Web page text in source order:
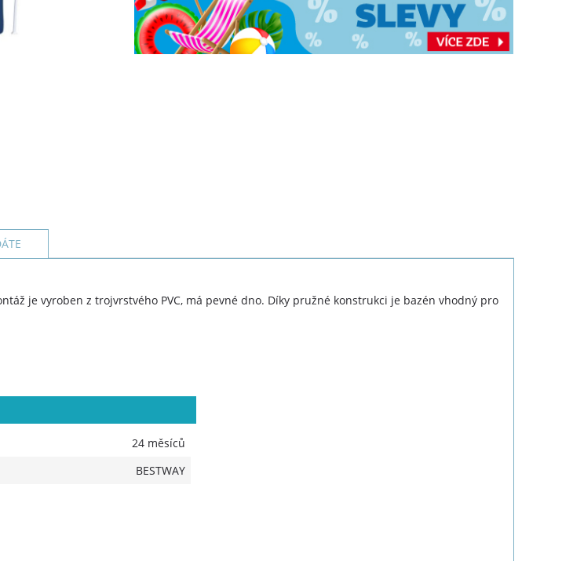
je vyroben z trojvrstvého PVC, má pevné dno. Díky pružné konstrukci je bazén vhodný pro
24 měsíců
BESTWAY